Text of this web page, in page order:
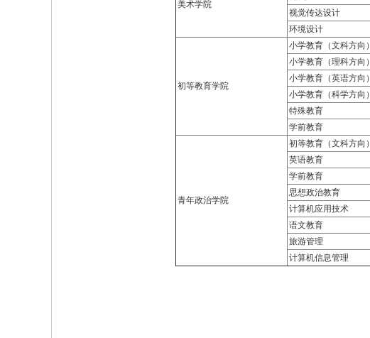
美术学院
视觉传达设计
环境设计
初等教育学院
小学教育（文科方向）
小学教育（理科方向）
小学教育（英语方向）
小学教育（科学方向）
特殊教育
学前教育
青年政治学院
初等教育（文科方向）
英语教育
学前教育
思想政治教育
计算机应用技术
语文教育
旅游管理
计算机信息管理